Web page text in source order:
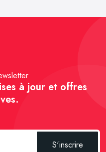
à jour et offres
S'inscrire